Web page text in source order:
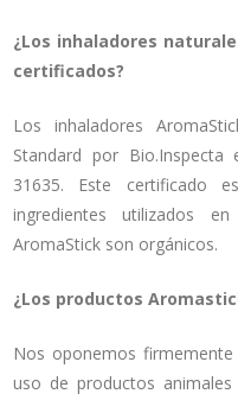
¿Los inhaladores
certificados?
Los inhaladores
Standard por
31635. Este certificado
ingredientes utilizados
AromaStick son orgánicos.
¿Los productos
Nos oponemos
uso de productos